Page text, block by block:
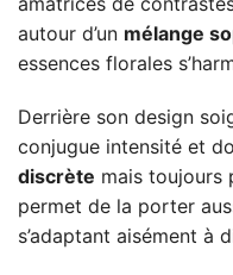
autour d’un mélange
essences florales
Derrière son design
conjugue intensité et
discrète mais toujours
permet de la porter
s’adaptant aisément à